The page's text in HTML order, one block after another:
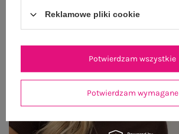
Reklamowe pliki cookie
Potwierdzam wymagane
Potwierdzam wszystkie